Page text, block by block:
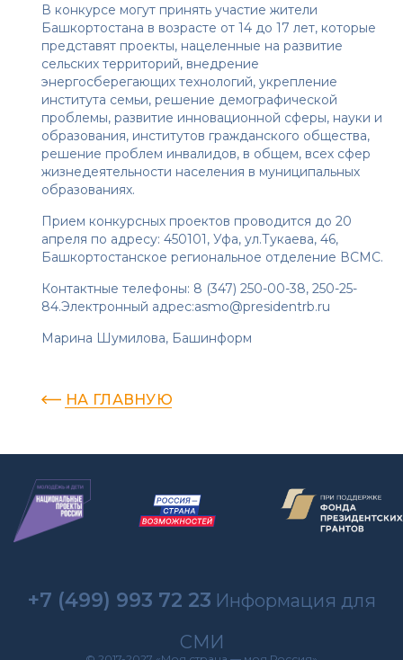
В конкурсе могут принять участие жители
Башкортостана в возрасте от 14 до 17 лет, которые
представят проекты, нацеленные на развитие
сельских территорий, внедрение
энергосберегающих технологий, укрепление
института семьи, решение демографической
проблемы, развитие инновационной сферы, науки и
образования, институтов гражданского общества,
решение проблем инвалидов, в общем, всех сфер
жизнедеятельности населения в муниципальных
образованиях.
Прием конкурсных проектов проводится до 20
апреля по адресу: 450101, Уфа, ул.Тукаева, 46,
Башкортостанское региональное отделение ВСМС.
Контактные телефоны: 8 (347) 250-00-38, 250-25-
84.Электронный адрес:asmo@presidentrb.ru
Марина Шумилова, Башинформ
НА ГЛАВНУЮ
+7 (499) 993 72 23 Информация для
СМИ